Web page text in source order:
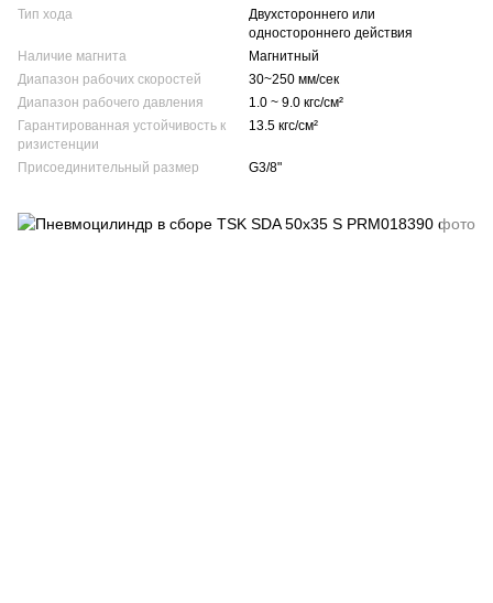
Тип хода
Двухстороннего или
одностороннего действия
Наличие магнита
Магнитный
Диапазон рабочих скоростей
30~250 мм/сек
Диапазон рабочего давления
1.0 ~ 9.0 кгс/см²
Гарантированная устойчивость к
ризистенции
13.5 кгс/см²
Присоединительный размер G3/8"